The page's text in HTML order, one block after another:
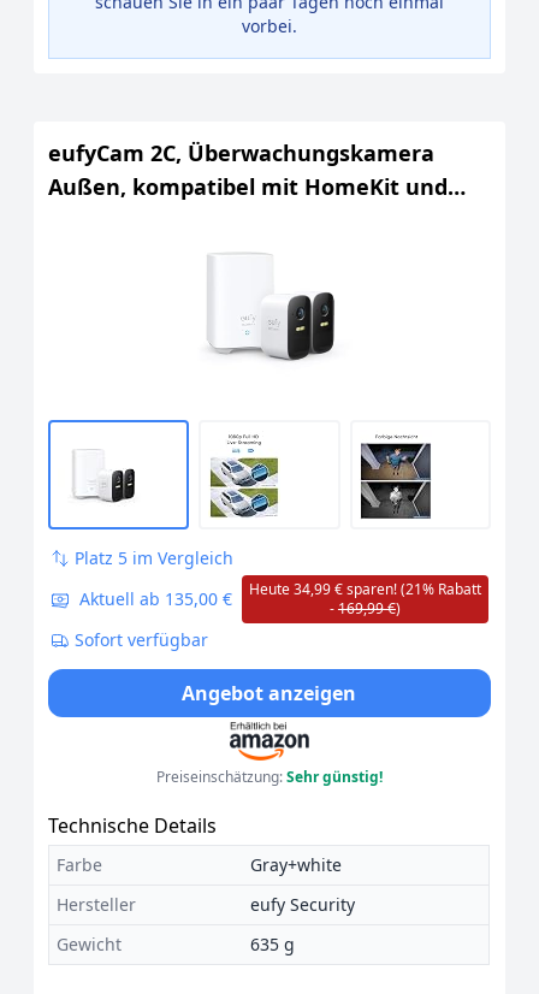
vorbei.
eufyCam 2C, Überwachungskamera
Außen, kompatibel mit HomeKit und
Platz 5 im Vergleich
Aktuell ab 135,00 €
Heute 34,99 € sparen! (21% Rabatt
-169,99 €)
Sofort verfügbar
Angebot anzeigen
Preiseinschätzung:Sehr günstig!
Technische Details
Farbe
Gray+white
Hersteller
eufy Security
Gewicht
635 g